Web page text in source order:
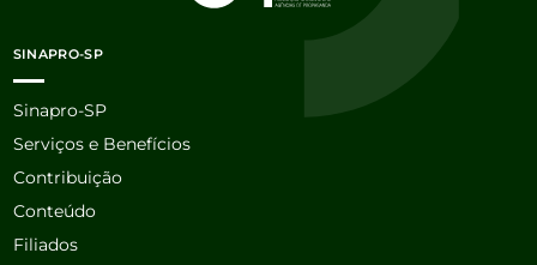
SINAPRO-SP
Sinapro-SP
Serviços e Benefícios
Contribuição
Conteúdo
Filiados